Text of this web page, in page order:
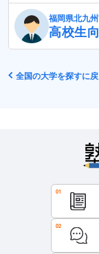
福岡県北九
高校生
全国の大学を探すに